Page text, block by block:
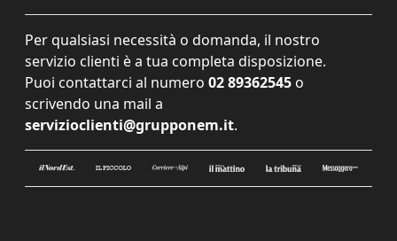
Per qualsiasi necessità o domanda, il nostro
servizio clienti è a tua completa disposizione.
Puoi contattarci al numero 02 89362545 o
scrivendo una mail a
servizioclienti@grupponem.it.